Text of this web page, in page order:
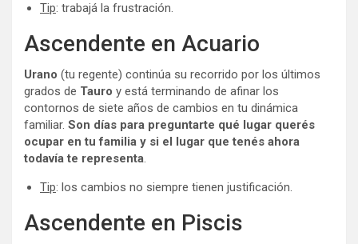
Tip: trabajá la frustración.
Ascendente en Acuario
Urano (tu regente) continúa su recorrido por los últimos
grados de Tauro y está terminando de afinar los
contornos de siete años de cambios en tu dinámica
familiar. Son días para preguntarte qué lugar querés
ocupar en tu familia y si el lugar que tenés ahora
todavía te representa.
Tip: los cambios no siempre tienen justificación.
Ascendente en Piscis